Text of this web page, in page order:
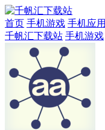
首页 手机游戏 手机应用
千帆汇下载站 手机游戏